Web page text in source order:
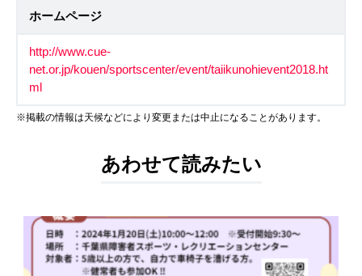
ホームページ
http://www.cue-
net.or.jp/kouen/sportscenter/event/taiikunohievent2018.ht
ml
※掲載の情報は天候などにより変更または中止になることがあります。
あわせて読みたい